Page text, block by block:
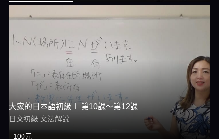
大家的日本語初級Ⅰ 第10課～第12課
日文初級 文法解說
100元